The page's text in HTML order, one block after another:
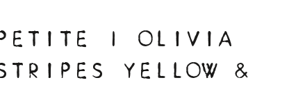
| OLIVIA
YELLOW &